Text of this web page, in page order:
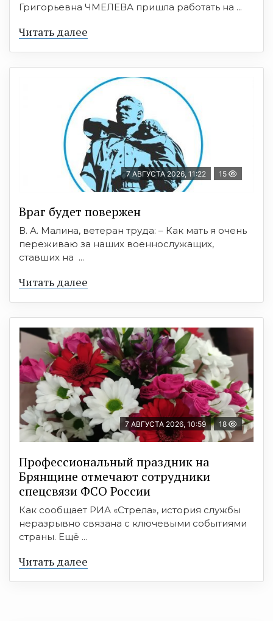
Григорьевна ЧМЕЛЕВА пришла работать на ...
Читать далее
7 АВГУСТА 2026, 11:22 15
Враг будет повержен
В. А. Малина, ветеран труда: – Как мать я очень
переживаю за наших военнослужащих,
ставших на ...
Читать далее
7 АВГУСТА 2026, 10:59 18
Профессиональный праздник на
Брянщине отмечают сотрудники
спецсвязи ФСО России
Как сообщает РИА «Стрела», история службы
неразрывно связана с ключевыми событиями
страны. Ещё ...
Читать далее